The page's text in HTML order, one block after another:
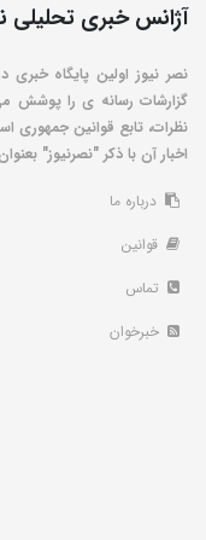
آژانس خبری تحلیلی
نصر نیوز اولین پایگاه
گزارشات رسانه ی را پوشش
نظرات، تابع قوانین جمهوری
اخبار آن با ذکر "نصرنیوز"
درباره ما
قوانین
تماس
خبرخوان